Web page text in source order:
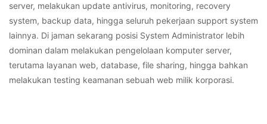
server, melakukan update antivirus, monitoring, recovery
system, backup data, hingga seluruh pekerjaan support system
lainnya. Di jaman sekarang posisi System Administrator lebih
dominan dalam melakukan pengelolaan komputer server,
terutama layanan web, database, file sharing, hingga bahkan
melakukan testing keamanan sebuah web milik korporasi.